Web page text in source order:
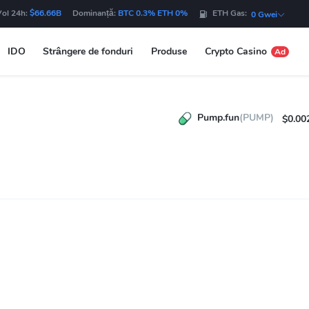
24h: $66.66B Dominanță: BTC 0.3% ETH 0% ETH Gas: 0 Gwei
IDO Strângere de fonduri Produse Crypto Casino Ad
Pump.fun(PUMP)